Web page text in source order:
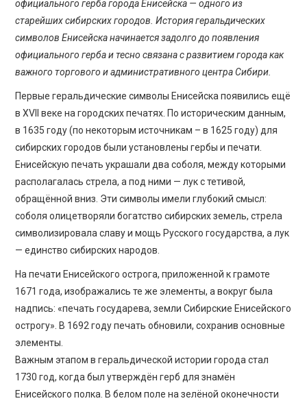
официального герба города Енисейска — одного из
старейших сибирских городов. История геральдических
символов Енисейска начинается задолго до появления
официального герба и тесно связана с развитием города как
важного торгового и административного центра Сибири.
Первые геральдические символы Енисейска появились ещё
в XVII веке на городских печатях. По историческим данным,
в 1635 году (по некоторым источникам – в 1625 году) для
сибирских городов были установлены гербы и печати.
Енисейскую печать украшали два соболя, между которыми
располагалась стрела, а под ними — лук с тетивой,
обращённой вниз. Эти символы имели глубокий смысл:
соболя олицетворяли богатство сибирских земель, стрела
символизировала славу и мощь Русского государства, а лук
— единство сибирских народов.
На печати Енисейского острога, приложенной к грамоте
1671 года, изображались те же элементы, а вокруг была
надпись: «печать государева, земли Сибирские Енисейского
острогу». В 1692 году печать обновили, сохранив основные
элементы.
Важным этапом в геральдической истории города стал
1730 год, когда был утверждён герб для знамён
Енисейского полка. В белом поле на зелёной оконечности